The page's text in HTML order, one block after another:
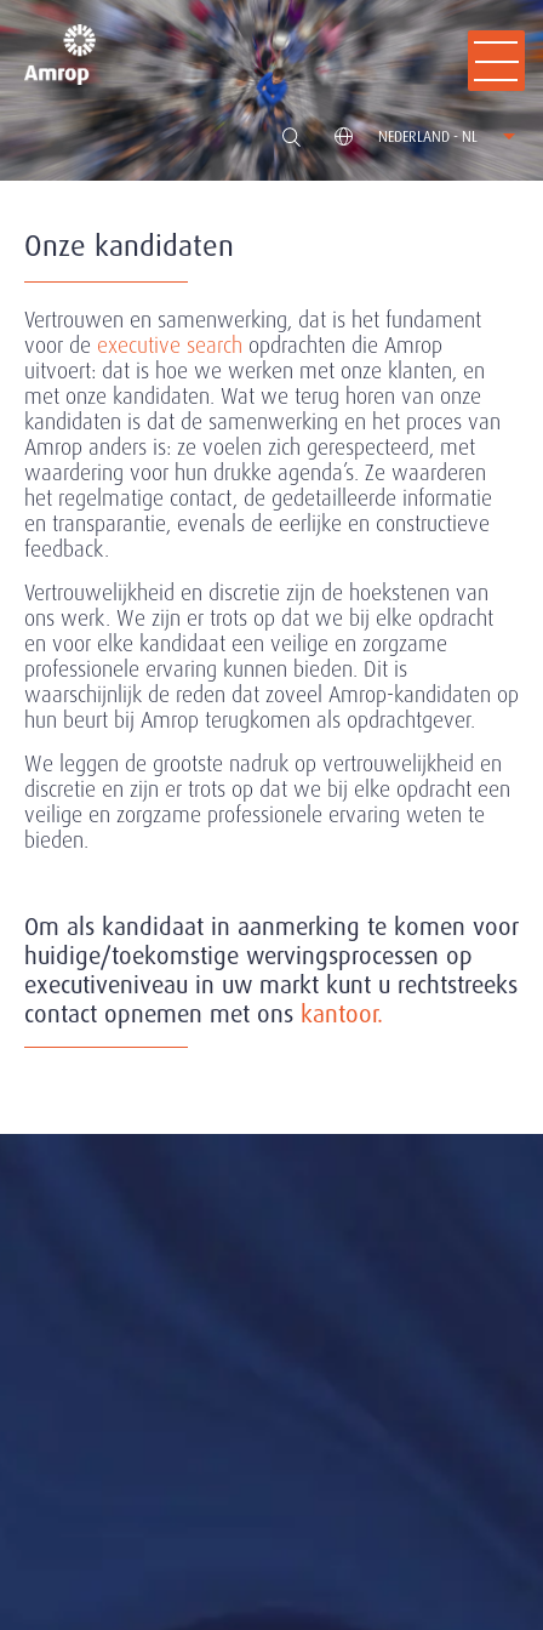
NEDERLAND - NL
Onze kandidaten
Vertrouwen en samenwerking, dat is het fundament
voor de executive search opdrachten die Amrop
uitvoert: dat is hoe we werken met onze klanten, en
met onze kandidaten. Wat we terug horen van onze
kandidaten is dat de samenwerking en het proces van
Amrop anders is: ze voelen zich gerespecteerd, met
waardering voor hun drukke agenda’s. Ze waarderen
het regelmatige contact, de gedetailleerde informatie
en transparantie, evenals de eerlijke en constructieve
feedback.
Vertrouwelijkheid en discretie zijn de hoekstenen van
ons werk. We zijn er trots op dat we bij elke opdracht
en voor elke kandidaat een veilige en zorgzame
professionele ervaring kunnen bieden. Dit is
waarschijnlijk de reden dat zoveel Amrop-kandidaten op
hun beurt bij Amrop terugkomen als opdrachtgever.
We leggen de grootste nadruk op vertrouwelijkheid en
discretie en zijn er trots op dat we bij elke opdracht een
veilige en zorgzame professionele ervaring weten te
bieden.
Om als kandidaat in aanmerking te komen voor
huidige/toekomstige wervingsprocessen op
executiveniveau in uw markt kunt u rechtstreeks
contact opnemen met ons kantoor.